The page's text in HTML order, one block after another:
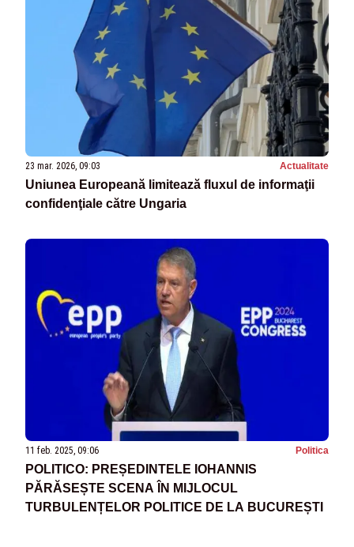
23 mar. 2026, 09:03 Actualitate
Uniunea Europeană limitează fluxul de informaţii
confidenţiale către Ungaria
11 feb. 2025, 09:06 Politica
POLITICO: PREȘEDINTELE IOHANNIS
PĂRĂSEȘTE SCENA ÎN MIJLOCUL
TURBULENȚELOR POLITICE DE LA BUCUREȘTI